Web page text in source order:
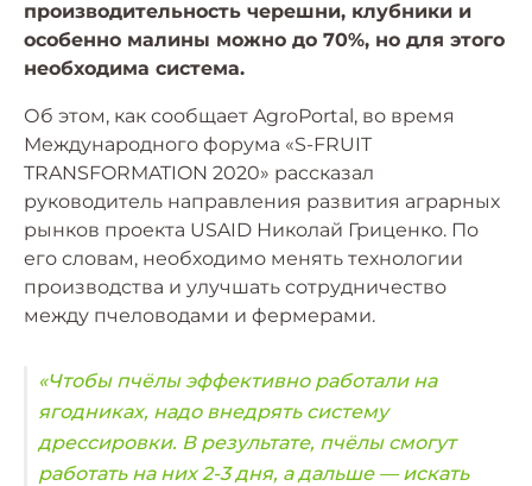
производительность черешни, клубники и
особенно малины можно до 70%, но для этого
необходима система.
Об этом, как сообщает AgroРortal, во время
Международного форума «S-FRUIT
TRANSFORMATION 2020» рассказал
руководитель направления развития аграрных
рынков проекта USAID Николай Гриценко. По
его словам, необходимо менять технологии
производства и улучшать сотрудничество
между пчеловодами и фермерами.
«Чтобы пчёлы эффективно работали на
ягодниках, надо внедрять систему
дрессировки. В результате, пчёлы смогут
работать на них 2-3 дня, а дальше — искать